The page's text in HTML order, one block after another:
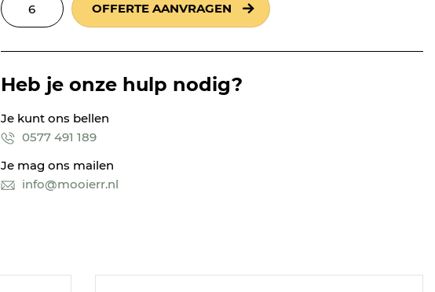
OFFERTE AANVRAGEN
Heb je onze hulp nodig?
Je kunt ons bellen
0577 491 189
Je mag ons mailen
info@mooierr.nl